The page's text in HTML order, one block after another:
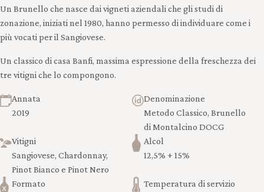
Un Brunello che nasce dai vigneti aziendali che gli studi di
zonazione, iniziati nel 1980, hanno permesso di individuare come i
più vocati per il Sangiovese.
Un classico di casa Banfi, massima espressione della freschezza dei
tre vitigni che lo compongono.
Annata
2019
Denominazione
Metodo Classico, Brunello
di Montalcino DOCG
Vitigni
Sangiovese, Chardonnay,
Pinot Bianco e Pinot Nero
Alcol
12,5% + 15%
Formato
Temperatura di servizio